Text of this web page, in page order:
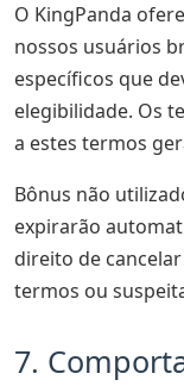
O KingPanda
nossos usuários
específicos que
elegibilidade. Os
a estes termos
Bônus não
expirarão
direito de
termos ou
7.